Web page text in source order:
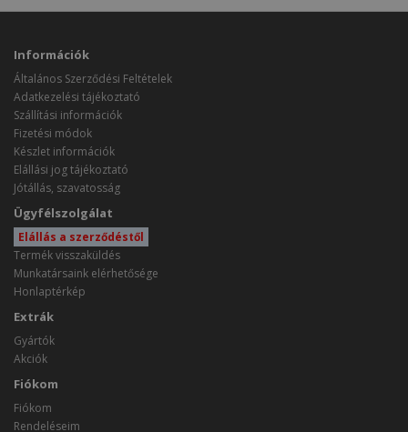
Információk
Általános Szerződési Feltételek
Adatkezelési tájékoztató
Szállítási információk
Fizetési módok
Készlet információk
Elállási jog tájékoztató
Jótállás, szavatosság
Ügyfélszolgálat
Elállás a szerződéstől
Termék visszaküldés
Munkatársaink elérhetősége
Honlaptérkép
Extrák
Gyártók
Akciók
Fiókom
Fiókom
Rendeléseim